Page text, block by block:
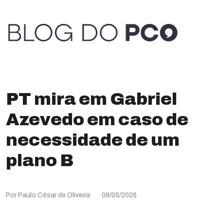
PT mira em Gabriel
Azevedo em caso de
necessidade de um
plano B
Por Paulo César de Oliveira 09/05/2026